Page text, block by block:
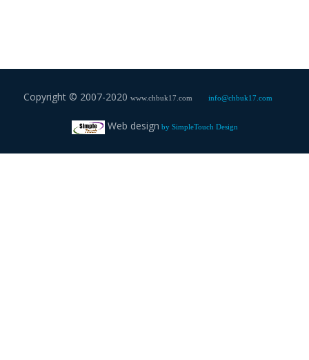
Copyright © 2007-2020 www.chbuk17.com info@chbuk17.com
Web design bySimpleTouch Design